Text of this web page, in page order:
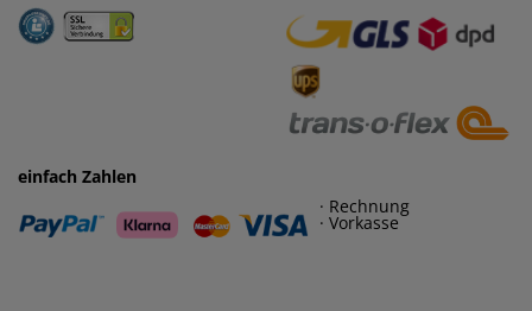
· Rechnung
· Vorkasse
einfach Zahlen
· Rechnung
· Vorkasse